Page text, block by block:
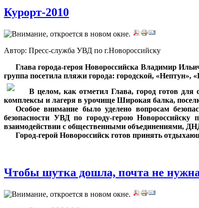
Курорт-2010
Автор: Пресс-служба УВД по г.Новороссийску
Глава города-героя Новороссийска Владимир
группа посетила пляжи города: городской,
В целом, как отметил Глава, город готов для
комплексы и лагеря в урочище Широкая балка,
Особое внимание было уделено вопросам
безопасности УВД по городу-герою
взаимодействии с общественными объединениями,
Город-герой Новороссийск готов принять
Чтобы шутка дошла, почта не